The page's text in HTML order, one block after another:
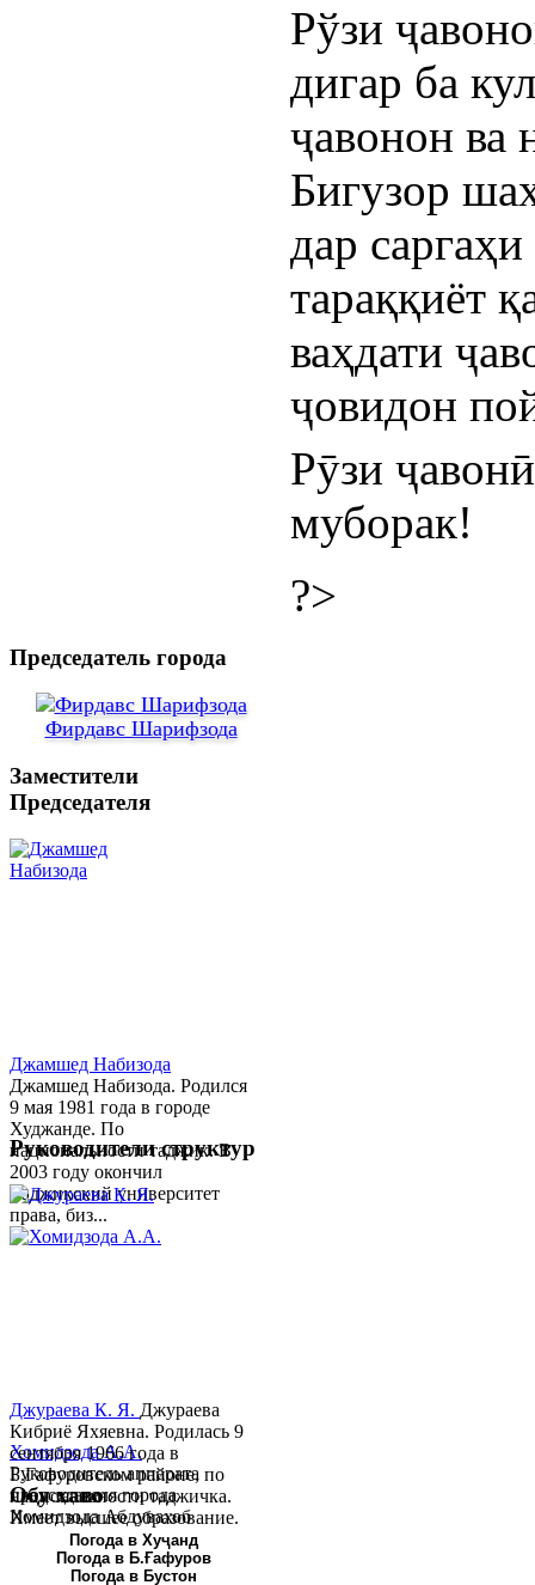
Рўзи
дигар ба
ҷавонон ва
Бигузор
дар
тараққиёт
ваҳдати
ҷовидон
Рӯзи
муборак!
?>
Председатель города
Фирдавс Шарифзода
Заместители
Председателя
Джамшед Набизода
Джамшед Набизода. Родился
9 мая 1981 года в городе
Худжанде. По
национальности таджик. В
2003 году окончил
Таджикский университет
права, биз...
Хомидзода А.А.
Руководитель аппарата
председателя города
Хомидзода Абдувахоб
Абдумаджид родился 8
июня 1978 года в городе
Худжанде. По
Руководители структур
Джураева К. Я. Джураева
Кибриё Яхяевна. Родилась 9
сентября 1966 года в
Б.Гафуровском районе, по
национальности таджичка.
Имеет высшее образование.
В 1997 ...
Обу хаво
Погода в Хуҷанд
Погода в Б.Ғафуров
Погода в Бустон